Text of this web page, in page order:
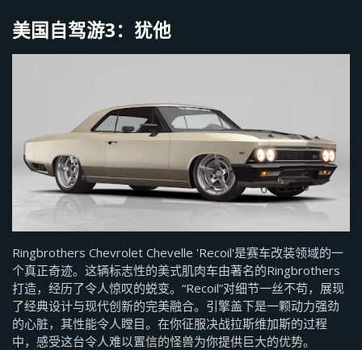
美国自驾游3：犹他
Ringbrothers Chevrolet Chevelle 'Recoil'是赛车改装领域的一
个真正奇迹。这辆标志性的美式肌肉车由著名的Ringbrothers
打造，经历了令人惊叹的蜕变。“Recoil”对细节一丝不苟，展现
了经典设计与现代创新的完美融合。引擎盖下是一颗动力强劲
的心脏，其性能令人瞠目。在你征服决战拉斯维加斯的过程
中，感受这台令人难以置信的怪兽为你提供巨大的优势。